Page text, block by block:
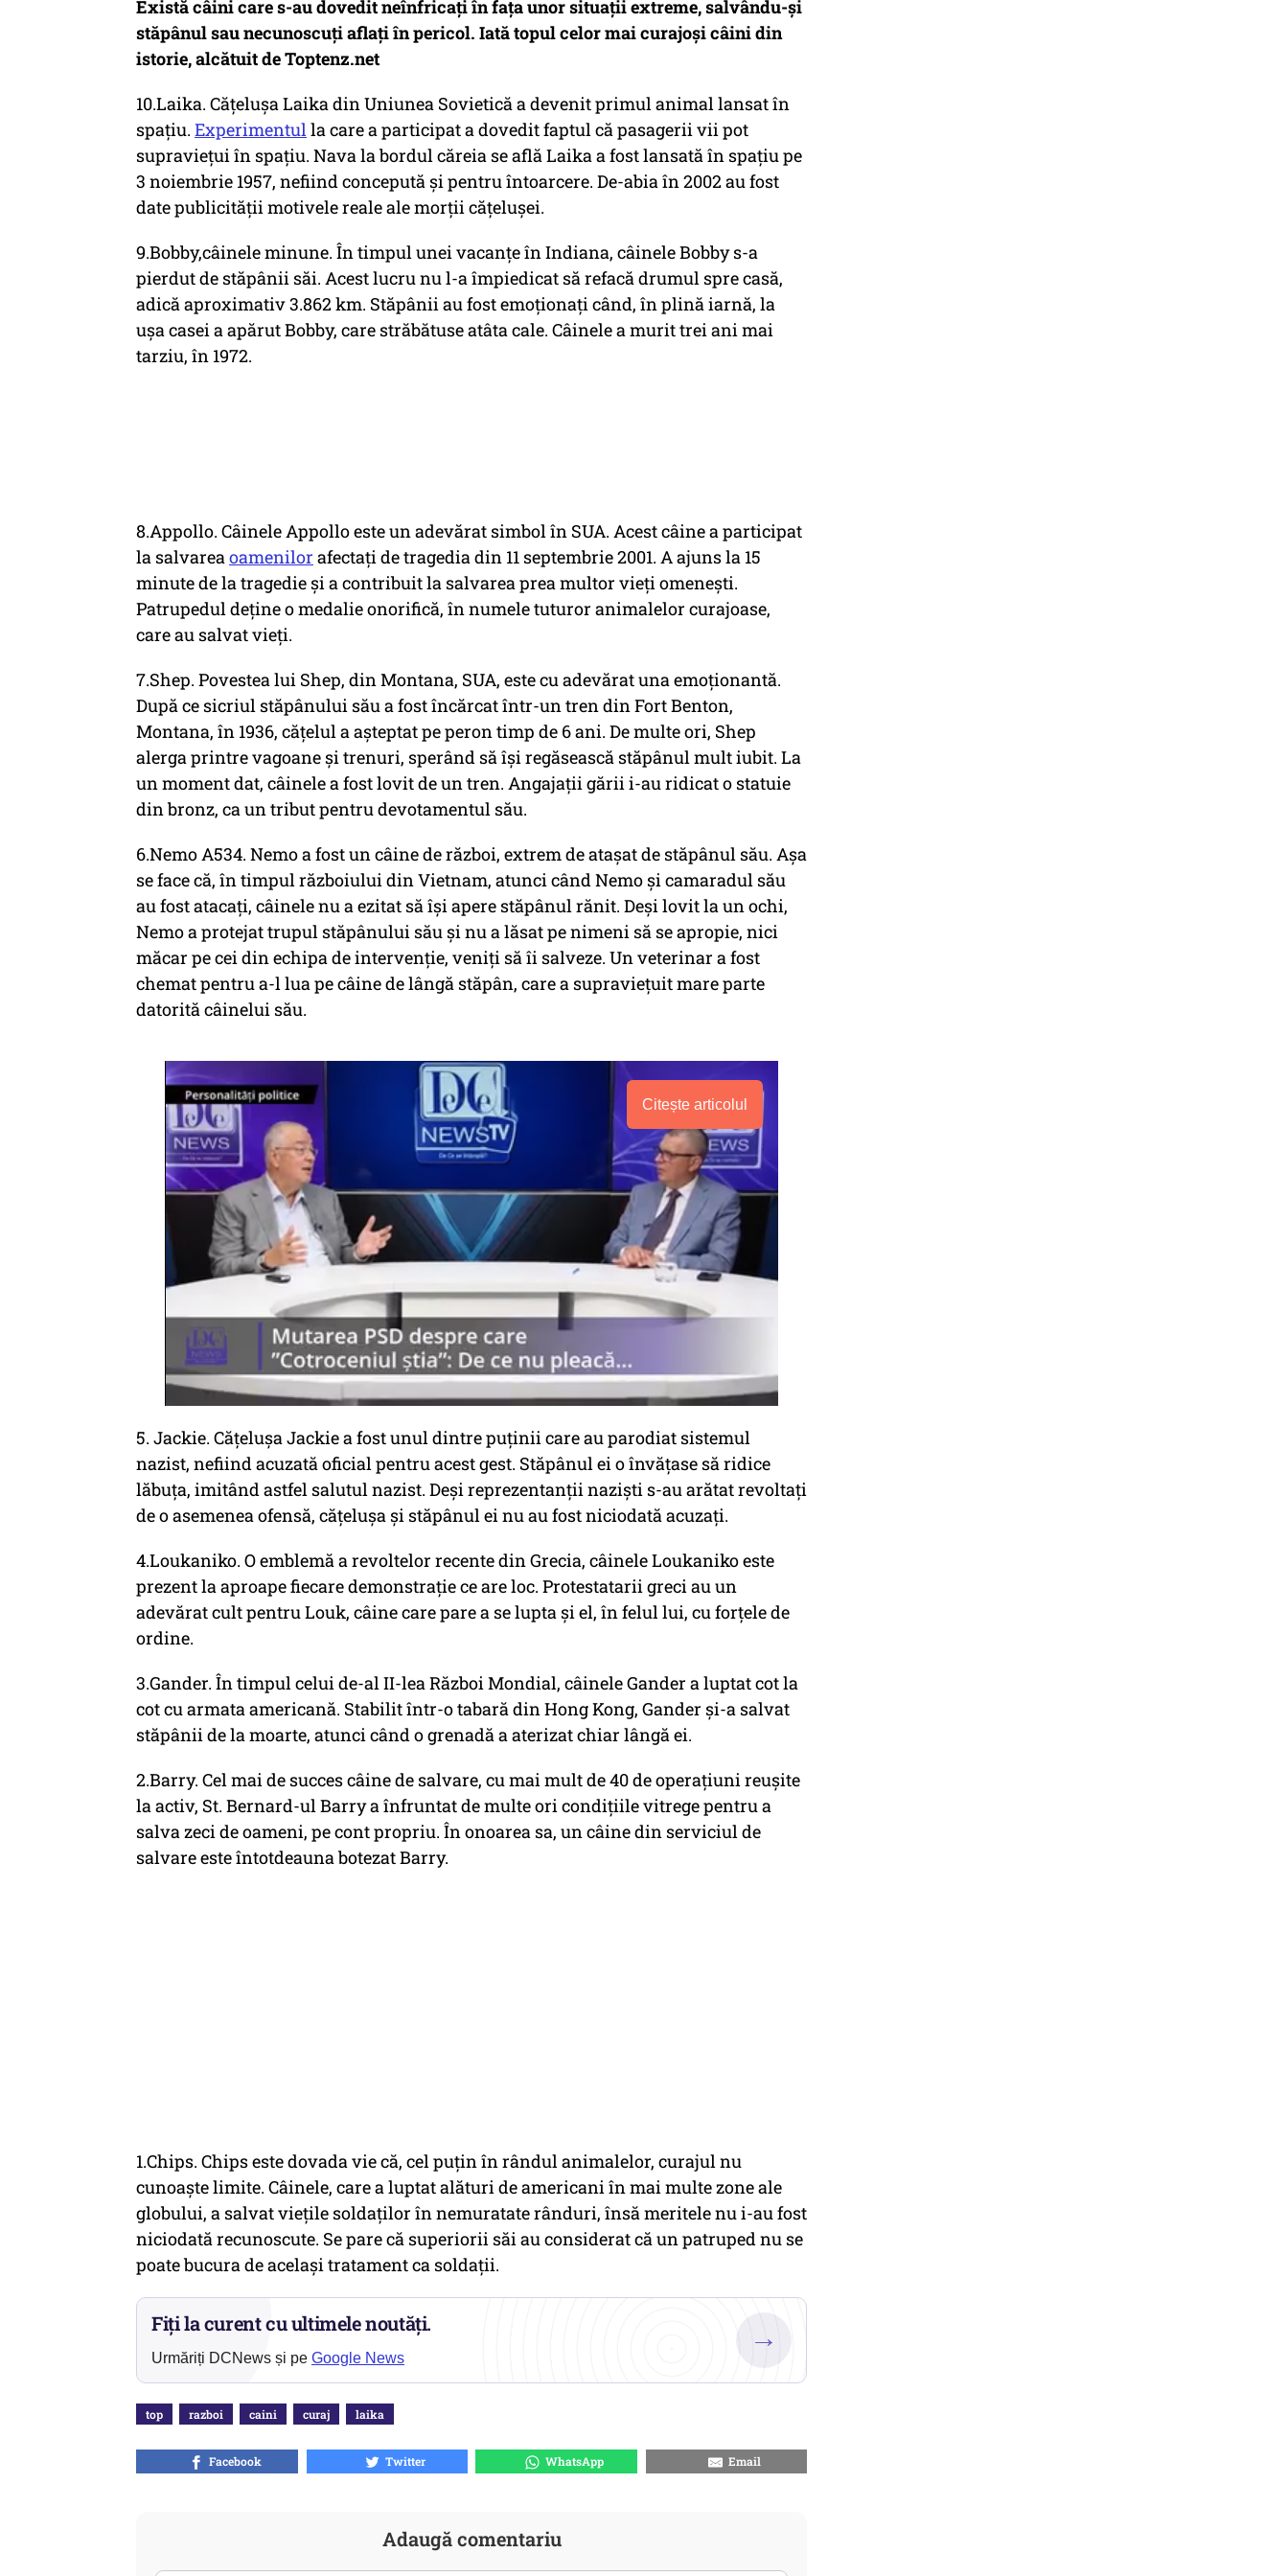
Există câini care s-au dovedit neînfricați în fața unor situații extreme, salvându-și
stăpânul sau necunoscuți aflați în pericol. Iată topul celor mai curajoși câini din
istorie, alcătuit de Toptenz.net
10.Laika. Cățelușa Laika din Uniunea Sovietică a devenit primul animal lansat în
spațiu. Experimentulla care a participat a dovedit faptul că pasagerii vii pot
supraviețui în spațiu. Nava la bordul căreia se află Laika a fost lansată în spațiu pe
3 noiembrie 1957, nefiind concepută și pentru întoarcere. De-abia în 2002 au fost
date publicității motivele reale ale morții cățelușei.
9.Bobby,câinele minune. În timpul unei vacanțe în Indiana, câinele Bobby s-a
pierdut de stăpânii săi. Acest lucru nu l-a împiedicat să refacă drumul spre casă,
adică aproximativ 3.862 km. Stăpânii au fost emoționați când, în plină iarnă, la
ușa casei a apărut Bobby, care străbătuse atâta cale. Câinele a murit trei ani mai
tarziu, în 1972.
8.Appollo. Câinele Appollo este un adevărat simbol în SUA. Acest câine a participat
la salvareaoamenilor afectați de tragedia din 11 septembrie 2001. A ajuns la 15
minute de la tragedie și a contribuit la salvarea prea multor vieți omenești.
Patrupedul deține o medalie onorifică, în numele tuturor animalelor curajoase,
care au salvat vieți.
7.Shep. Povestea lui Shep, din Montana, SUA, este cu adevărat una emoționantă.
După ce sicriul stăpânului său a fost încărcat într-un tren din Fort Benton,
Montana, în 1936, cățelul a așteptat pe peron timp de 6 ani. De multe ori, Shep
alerga printre vagoane și trenuri, sperând să își regăsească stăpânul mult iubit. La
un moment dat, câinele a fost lovit de un tren. Angajații gării i-au ridicat o statuie
din bronz, ca un tribut pentru devotamentul său.
6.Nemo A534. Nemo a fost un câine de război, extrem de atașat de stăpânul său. Așa
se face că, în timpul războiului din Vietnam, atunci când Nemo și camaradul său
au fost atacați, câinele nu a ezitat să își apere stăpânul rănit. Deși lovit la un ochi,
Nemo a protejat trupul stăpânului său și nu a lăsat pe nimeni să se apropie, nici
măcar pe cei din echipa de intervenție, veniți să îi salveze. Un veterinar a fost
chemat pentru a-l lua pe câine de lângă stăpân, care a supraviețuit mare parte
datorită câinelui său.
Citește articolul
5. Jackie. Cățelușa Jackie a fost unul dintre puținii care au parodiat sistemul
nazist, nefiind acuzată oficial pentru acest gest. Stăpânul ei o învățase să ridice
lăbuța, imitând astfel salutul nazist. Deși reprezentanții naziști s-au arătat revoltați
de o asemenea ofensă, cățelușa și stăpânul ei nu au fost niciodată acuzați.
4.Loukaniko. O emblemă a revoltelor recente din Grecia, câinele Loukaniko este
prezent la aproape fiecare demonstrație ce are loc. Protestatarii greci au un
adevărat cult pentru Louk, câine care pare a se lupta și el, în felul lui, cu forțele de
ordine.
3.Gander. În timpul celui de-al II-lea Război Mondial, câinele Gander a luptat cot la
cot cu armata americană. Stabilit într-o tabară din Hong Kong, Gander și-a salvat
stăpânii de la moarte, atunci când o grenadă a aterizat chiar lângă ei.
2.Barry. Cel mai de succes câine de salvare, cu mai mult de 40 de operațiuni reușite
la activ, St. Bernard-ul Barry a înfruntat de multe ori condițiile vitrege pentru a
salva zeci de oameni, pe cont propriu. În onoarea sa, un câine din serviciul de
salvare este întotdeauna botezat Barry.
1.Chips. Chips este dovada vie că, cel puțin în rândul animalelor, curajul nu
cunoaște limite. Câinele, care a luptat alături de americani în mai multe zone ale
globului, a salvat viețile soldaților în nemuratate rânduri, însă meritele nu i-au fost
niciodată recunoscute. Se pare că superiorii săi au considerat că un patruped nu se
poate bucura de același tratament ca soldații.
Fiți la curent cu ultimele noutăți.
Urmăriți DCNews și pe Google News
→
top razboi caini curaj laika
Facebook Twitter WhatsApp Email
Adaugă comentariu